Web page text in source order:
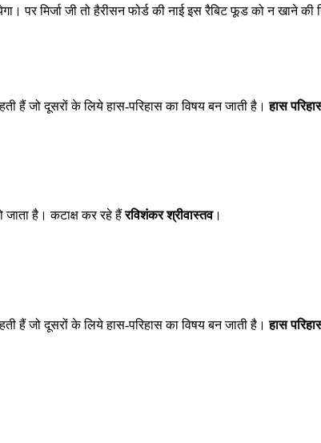
पर मिर्जा जी तो हैरीसन फोर्ड की नाई इस रैबिट फूड को न
हैं जो दूसरों के लिये हास‍-परिहास का विषय बन जाती है।हास
जाता है। कटाक्ष कर रहे हैंरविशंकर श्रीवास्तव।
हैं जो दूसरों के लिये हास‍-परिहास का विषय बन जाती है।हास